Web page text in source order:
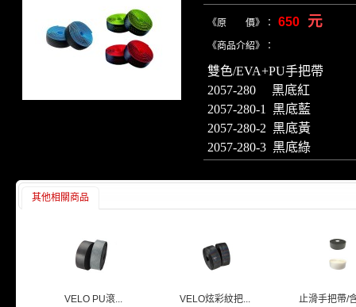
《原 價》： 650 元
《商品介紹》：
雙色/EVA+PU手把帶
2057-280 黑底紅
2057-280-1 黑底藍
2057-280-2 黑底黃
2057-280-3 黑底綠
其他相關商品
VELO PU滾... VELO炫彩紋把... 止滑手把帶/